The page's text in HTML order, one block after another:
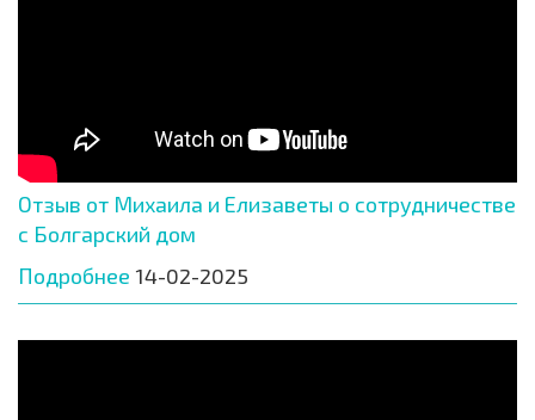
Отзыв от Михаила и Елизаветы о сотрудничестве
с Болгарский дом
Подробнее 14-02-2025